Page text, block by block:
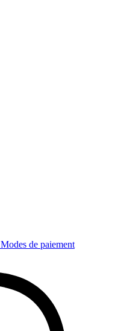
Modes de paiement